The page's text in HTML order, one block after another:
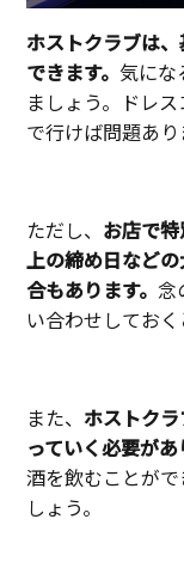
ホストクラブは
できます。気にな
ましょう。ドレ
で行けば問題あり
ただし、 お店で
上の締め日など
合もあります。 念
い合わせしておく
また、 ホストク
っていく必要があ
酒を飲むことが
しょう。